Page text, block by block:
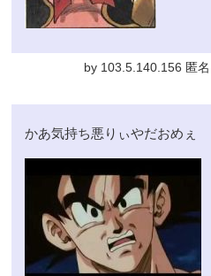
by 103.5.140.156 匿
かあ気持ち悪りぃやだおめぇ